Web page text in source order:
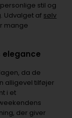
stil og
Udvalget af sølv
mange
da de
alligevel tilføjer
i et
der giver